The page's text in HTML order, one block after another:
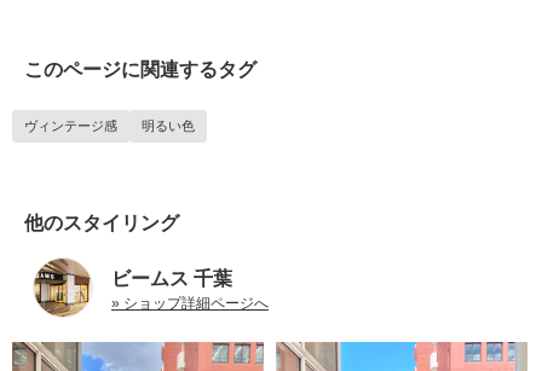
このページに関連するタグ
ヴィンテージ感 明るい色
他のスタイリング
ビームス 千葉
» ショップ詳細ページへ